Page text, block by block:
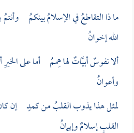
ما ذا التقاطعُ في الإسلامُ بينكمُ وأنتمُ
الله إخوانُ
ألا نفوسٌ أبيَّاتٌ لها هِممُ أما على الخيرِ
وأعوانُ
لمثل هذا يذوب القلبُ من كمدٍ إن
القلبِ إسلامٌ وإيمانُ